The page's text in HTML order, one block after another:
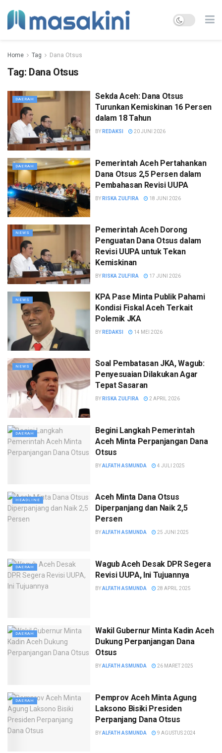
Home Tag Dana Otsus
Tag: Dana Otsus
DAERAH
Sekda Aceh: Dana Otsus
Turunkan Kemiskinan 16 Persen
dalam 18 Tahun
BY REDAKSI 20 JUNI 2026
DAERAH
Pemerintah Aceh Pertahankan
Dana Otsus 2,5 Persen dalam
Pembahasan Revisi UUPA
BY RISKA ZULFIRA 18 JUNI 2026
NEWS
Pemerintah Aceh Dorong
Penguatan Dana Otsus dalam
Revisi UUPA untuk Tekan
Kemiskinan
BY RISKA ZULFIRA 17 JUNI 2026
NEWS
KPA Pase Minta Publik Pahami
Kondisi Fiskal Aceh Terkait
Polemik JKA
BY REDAKSI 14 MEI 2026
NEWS
Soal Pembatasan JKA, Wagub:
Penyesuaian Dilakukan Agar
Tepat Sasaran
BY RISKA ZULFIRA 2 APRIL 2026
DAERAH
Begini Langkah Pemerintah
Aceh Minta Perpanjangan Dana
Otsus
BYALFATH ASMUNDA 4 JULI 2025
HEADLINE
Aceh Minta Dana Otsus
Diperpanjang dan Naik 2,5
Persen
BYALFATH ASMUNDA 25 JUNI 2025
DAERAH
Wagub Aceh Desak DPR Segera
Revisi UUPA, Ini Tujuannya
BYALFATH ASMUNDA 28 APRIL 2025
DAERAH
Wakil Gubernur Minta Kadin Aceh
Dukung Perpanjangan Dana
Otsus
BYALFATH ASMUNDA 26 MARET 2025
DAERAH
Pemprov Aceh Minta Agung
Laksono Bisiki Presiden
Perpanjang Dana Otsus
BYALFATH ASMUNDA 9 AGUSTUS 2024